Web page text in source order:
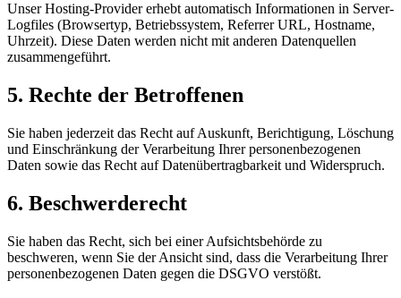
Unser Hosting-Provider erhebt automatisch Informationen in Server-
Logfiles (Browsertyp, Betriebssystem, Referrer URL, Hostname,
Uhrzeit). Diese Daten werden nicht mit anderen Datenquellen
zusammengeführt.
5. Rechte der Betroffenen
Sie haben jederzeit das Recht auf Auskunft, Berichtigung, Löschung
und Einschränkung der Verarbeitung Ihrer personenbezogenen
Daten sowie das Recht auf Datenübertragbarkeit und Widerspruch.
6. Beschwerderecht
Sie haben das Recht, sich bei einer Aufsichtsbehörde zu
beschweren, wenn Sie der Ansicht sind, dass die Verarbeitung Ihrer
personenbezogenen Daten gegen die DSGVO verstößt.